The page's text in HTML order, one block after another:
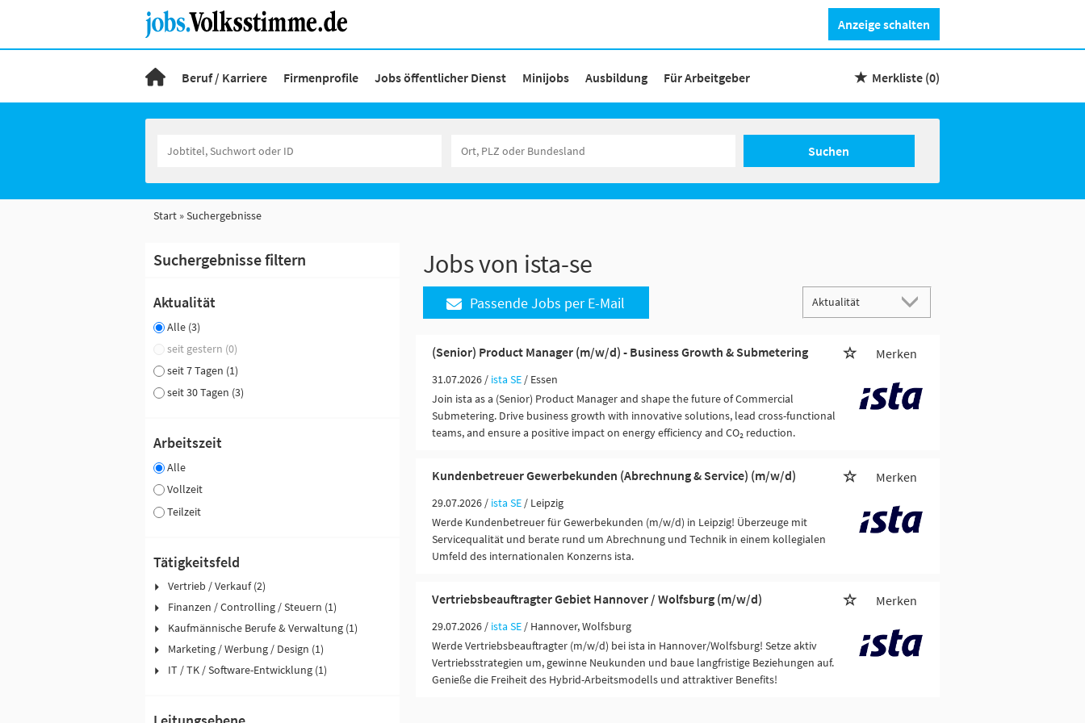
Anzeige schalten
Beruf / Karriere Firmenprofile Jobs öffentlicher Dienst Minijobs Ausbildung Für Arbeitgeber Merkliste (0)
Suchen
Start Suchergebnisse
Suchergebnisse filtern
Aktualität
Alle (3)
seit gestern (0)
seit 7 Tagen (1)
seit 30 Tagen (3)
Arbeitszeit
Alle
Vollzeit
Teilzeit
Tätigkeitsfeld
Vertrieb / Verkauf (2)
Finanzen / Controlling / Steuern (1)
Kaufmännische Berufe & Verwaltung (1)
Marketing / Werbung / Design (1)
IT / TK / Software-Entwicklung (1)
Jobs von ista-se
Passende Jobs per E-Mail
(Senior) Product Manager (m/w/d) - Business Growth & Submetering Merken
31.07.2026 / ista SE / Essen
Join ista as a (Senior) Product Manager and shape the future of Commercial
Submetering. Drive business growth with innovative solutions, lead cross-functional
teams, and ensure a positive impact on energy efficiency and CO₂ reduction.
Kundenbetreuer Gewerbekunden (Abrechnung & Service) (m/w/d) Merken
29.07.2026 / ista SE / Leipzig
Werde Kundenbetreuer für Gewerbekunden (m/w/d) in Leipzig! Überzeuge mit
Servicequalität und berate rund um Abrechnung und Technik in einem kollegialen
Umfeld des internationalen Konzerns ista.
Vertriebsbeauftragter Gebiet Hannover / Wolfsburg (m/w/d) Merken
29.07.2026 / ista SE / Hannover, Wolfsburg
Werde Vertriebsbeauftragter (m/w/d) bei ista in Hannover/Wolfsburg! Setze aktiv
Vertriebsstrategien um, gewinne Neukunden und baue langfristige Beziehungen auf.
Genieße die Freiheit des Hybrid-Arbeitsmodells und attraktiver Benefits!